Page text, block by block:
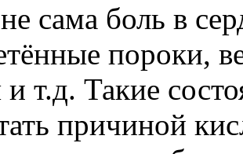
сама боль в
пороки,
т.д. Такие
причиной